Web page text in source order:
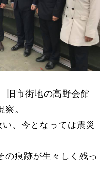
旧市街地の高野会館
察。
、今となっては震災
の痕跡が生々しく残っ